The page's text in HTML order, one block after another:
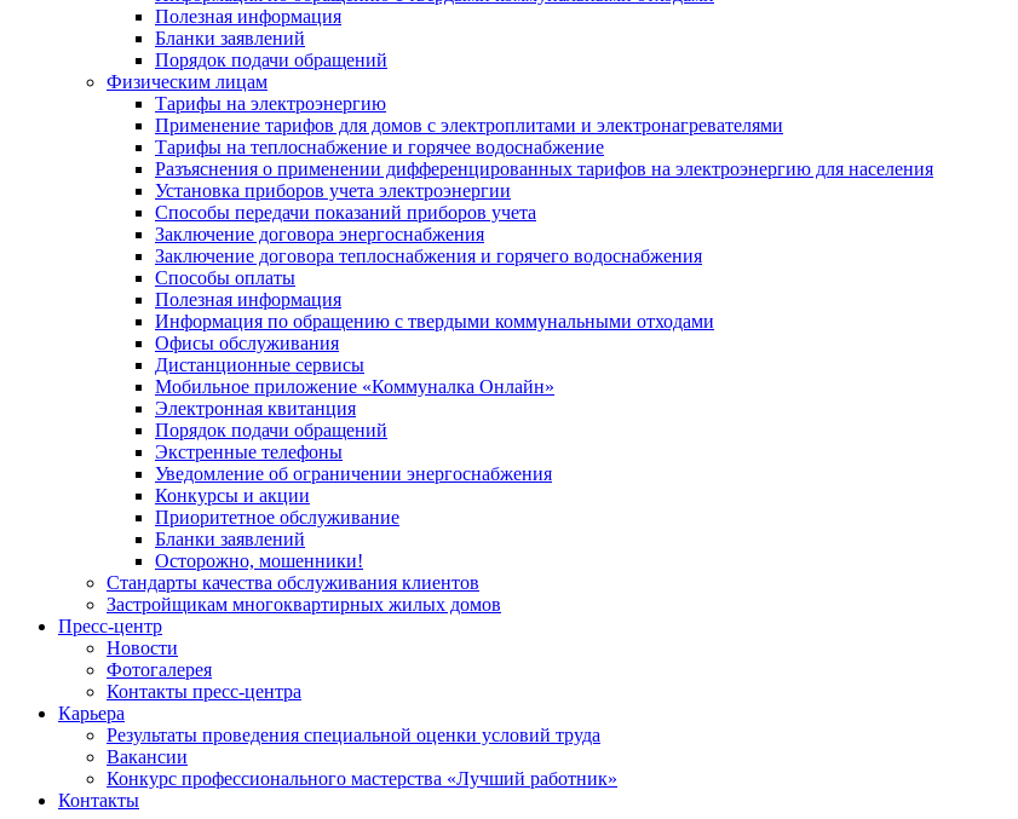
Полезная информация
Бланки заявлений
Порядок подачи обращений
Физическим лицам
Тарифы на электроэнергию
Применение тарифов для домов с электроплитами и электронагревателями
Тарифы на теплоснабжение и горячее водоснабжение
Разъяснения о применении дифференцированных тарифов на электроэнергию для населения
Установка приборов учета электроэнергии
Способы передачи показаний приборов учета
Заключение договора энергоснабжения
Заключение договора теплоснабжения и горячего водоснабжения
Способы оплаты
Полезная информация
Информация по обращению с твердыми коммунальными отходами
Офисы обслуживания
Дистанционные сервисы
Мобильное приложение «Коммуналка Онлайн»
Электронная квитанция
Порядок подачи обращений
Экстренные телефоны
Уведомление об ограничении энергоснабжения
Конкурсы и акции
Приоритетное обслуживание
Бланки заявлений
Осторожно, мошенники!
Стандарты качества обслуживания клиентов
Застройщикам многоквартирных жилых домов
Пресс-центр
Новости
Фотогалерея
Контакты пресс-центра
Карьера
Результаты проведения специальной оценки условий труда
Вакансии
Конкурс профессионального мастерства «Лучший работник»
Контакты